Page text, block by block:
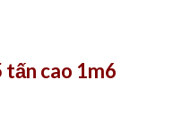
tấn cao 1m6